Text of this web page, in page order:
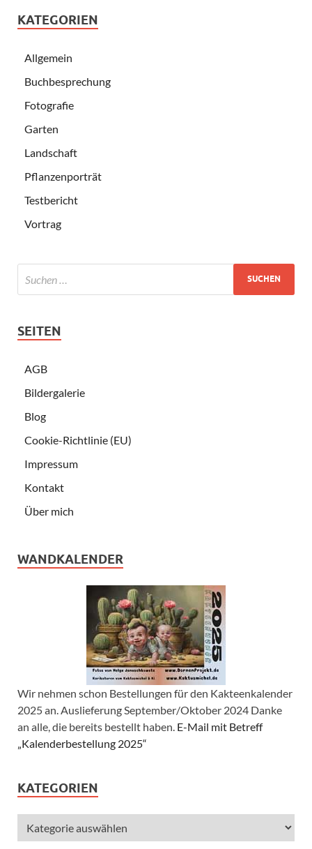
KATEGORIEN
Allgemein
Buchbesprechung
Fotografie
Garten
Landschaft
Pflanzenporträt
Testbericht
Vortrag
SEITEN
AGB
Bildergalerie
Blog
Cookie-Richtlinie (EU)
Impressum
Kontakt
Über mich
WANDKALENDER
Wir nehmen schon Bestellungen für den Kakteenkalender
2025 an. Auslieferung September/Oktober 2024 Danke
an alle, die bereits bestellt haben. E-Mail mit Betreff
„Kalenderbestellung 2025“
KATEGORIEN